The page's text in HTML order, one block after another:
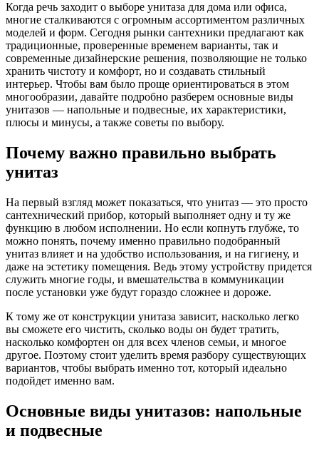
Когда речь заходит о выборе унитаза для дома или офиса,
многие сталкиваются с огромным ассортиментом различных
моделей и форм. Сегодня рынки сантехники предлагают как
традиционные, проверенные временем варианты, так и
современные дизайнерские решения, позволяющие не только
хранить чистоту и комфорт, но и создавать стильный
интерьер. Чтобы вам было проще ориентироваться в этом
многообразии, давайте подробно разберем основные виды
унитазов — напольные и подвесные, их характеристики,
плюсы и минусы, а также советы по выбору.
Почему важно правильно выбрать
унитаз
На первый взгляд может показаться, что унитаз — это просто
сантехнический прибор, который выполняет одну и ту же
функцию в любом исполнении. Но если копнуть глубже, то
можно понять, почему именно правильно подобранный
унитаз влияет и на удобство использования, и на гигиену, и
даже на эстетику помещения. Ведь этому устройству придется
служить многие годы, и вмешательства в коммуникации
после установки уже будут гораздо сложнее и дороже.
К тому же от конструкции унитаза зависит, насколько легко
вы сможете его чистить, сколько воды он будет тратить,
насколько комфортен он для всех членов семьи, и многое
другое. Поэтому стоит уделить время разбору существующих
вариантов, чтобы выбрать именно тот, который идеально
подойдет именно вам.
Основные виды унитазов: напольные
и подвесные